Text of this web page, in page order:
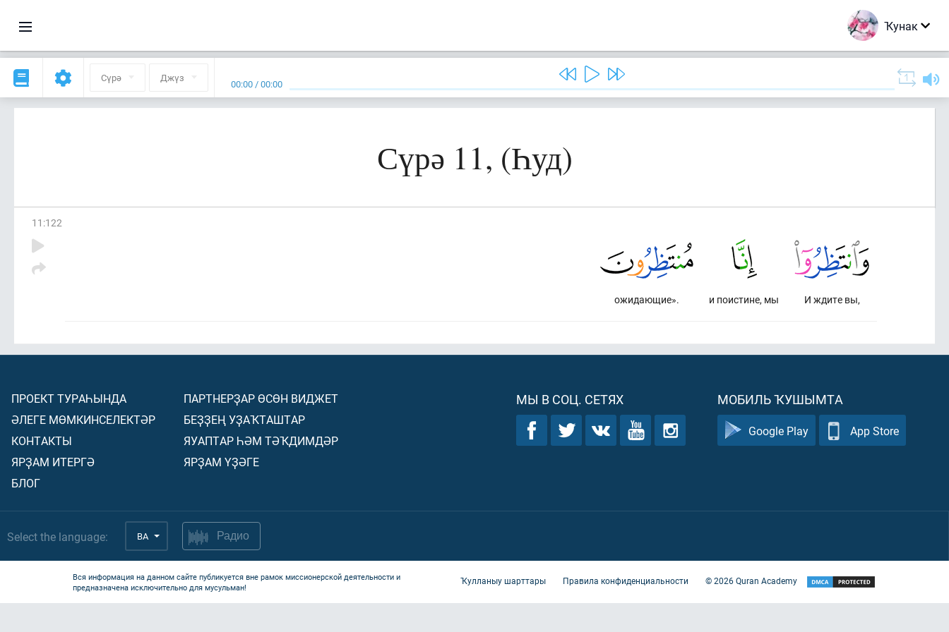
Ҡунак
Сүрә Джүз 00:00 /00:00
Сүрә 11, (Һуд)
11 :122
И ждите вы,
и поистине, мы
ожидающие».
ПРОЕКТ ТУРАҺЫНДА
ӘЛЕГЕ МӨМКИНСЕЛЕКТӘР
КОНТАКТЫ
ЯРҘАМ ИТЕРГӘ
БЛОГ
ПАРТНЕРҘАР ӨСӨН ВИДЖЕТ
БЕҘҘЕҢ УҘАҠТАШТАР
ЯУАПТАР ҺӘМ ТӘҠДИМДӘР
ЯРҘАМ ҮҘӘГЕ
МЫ В СОЦ. СЕТЯХ МОБИЛЬ ҠУШЫМТА
Google Play App Store
Select the language: BA Радио
Вся информация на данном сайте публикуется вне рамок миссионерской деятельности и
предназначена исключительно для мусульман!
Ҡулланыу шарттары Правила конфиденциальности ©2026Quran Academy